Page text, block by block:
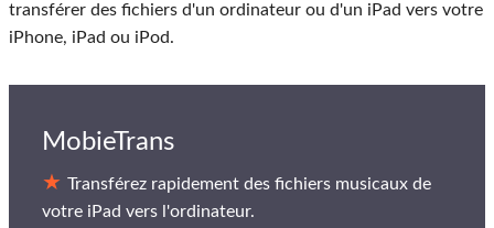
transférer des fichiers d'un ordinateur ou d'un iPad vers votre
iPhone, iPad ou iPod.
MobieTrans
Transférez rapidement des fichiers musicaux de
votre iPad vers l'ordinateur.